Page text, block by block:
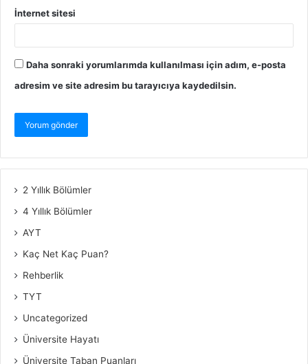
İnternet sitesi
Daha sonraki yorumlarımda kullanılması için adım, e-posta
adresim ve site adresim bu tarayıcıya kaydedilsin.
2 Yıllık Bölümler
4 Yıllık Bölümler
AYT
Kaç Net Kaç Puan?
Rehberlik
TYT
Uncategorized
Üniversite Hayatı
Üniversite Taban Puanları